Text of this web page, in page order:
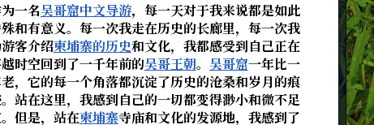
一名吴哥窟中文导游，每一天对于我来说都是如此
和有意义。每一次我走在历史的长廊里，每一次我
客介绍柬埔寨的历史和文化，我都感受到自己正在
时空回到了一千年前的吴哥王朝。 吴哥窟一年比一
，它的每一个角落都沉淀了历史的沧桑和岁月的痕
站在这里，我感到自己的一切都变得渺小和微不足
但是，站在柬埔寨寺庙和文化的发源地，我感到了